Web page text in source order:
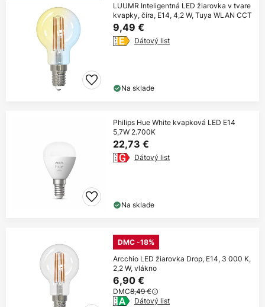
LUUMR Inteligentná LED žiarovka v tvare
kvapky, číra, E14, 4,2 W, Tuya WLAN CCT
9,49 €
Dátový list
Na sklade
Philips Hue White kvapková LED E14
5,7W 2.700K
22,73 €
Dátový list
Na sklade
DMC -18%
Arcchio LED žiarovka Drop, E14, 3 000 K,
2,2 W, vlákno
6,90 €
DMC8,49 €
Dátový list